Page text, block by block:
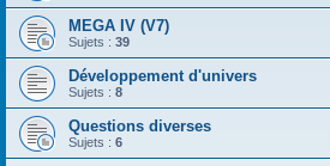
MEGA IV (V7)
Sujets : 39
Développement d'univers
Sujets : 8
Questions diverses
Sujets : 6